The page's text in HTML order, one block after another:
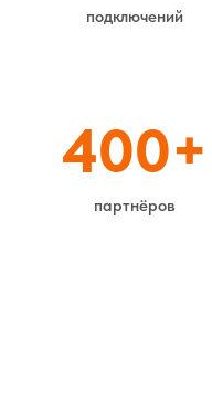
подключений
400+
партнёров